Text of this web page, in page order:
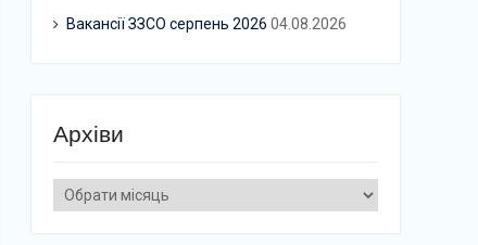
Вакансії ЗЗСО серпень 2026 04.08.2026
Архіви
Архіви